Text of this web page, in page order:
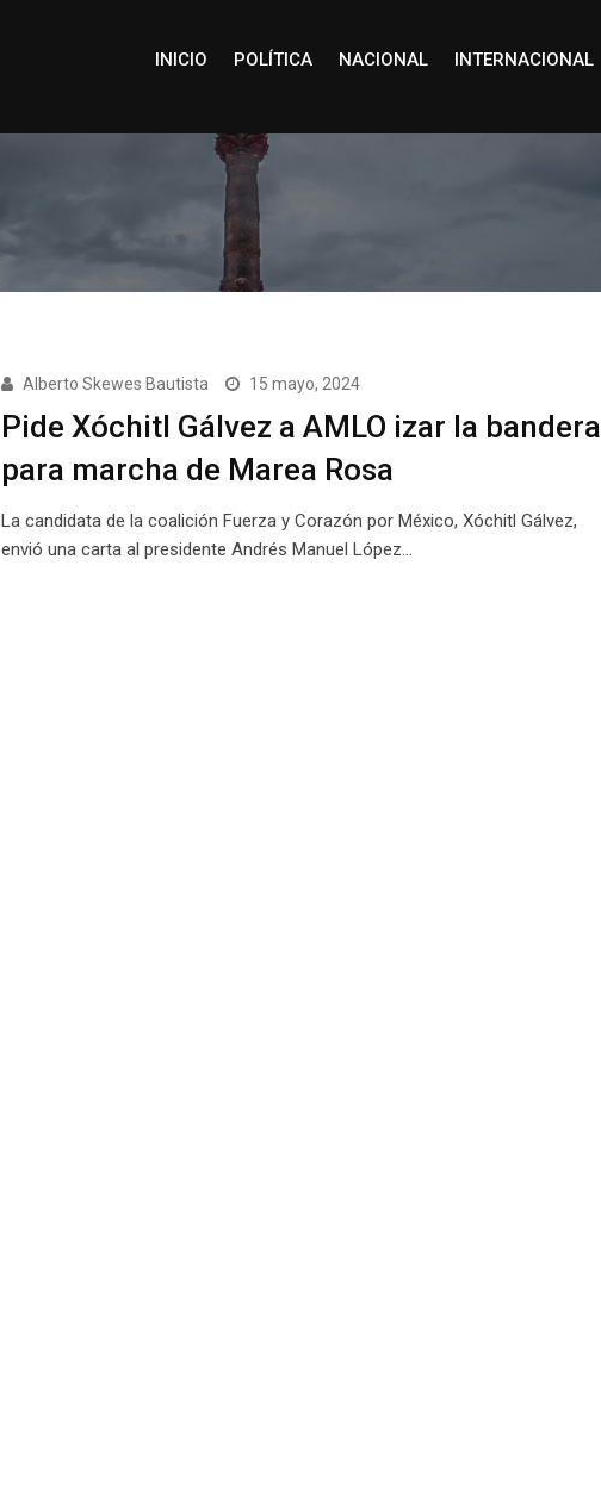
INICIO POLÍTICA NACIONAL INTERNACIONAL
Alberto Skewes Bautista 15 mayo, 2024
Pide Xóchitl Gálvez a AMLO izar la bandera
para marcha de Marea Rosa
La candidata de la coalición Fuerza y Corazón por México, Xóchitl Gálvez,
envió una carta al presidente Andrés Manuel López…